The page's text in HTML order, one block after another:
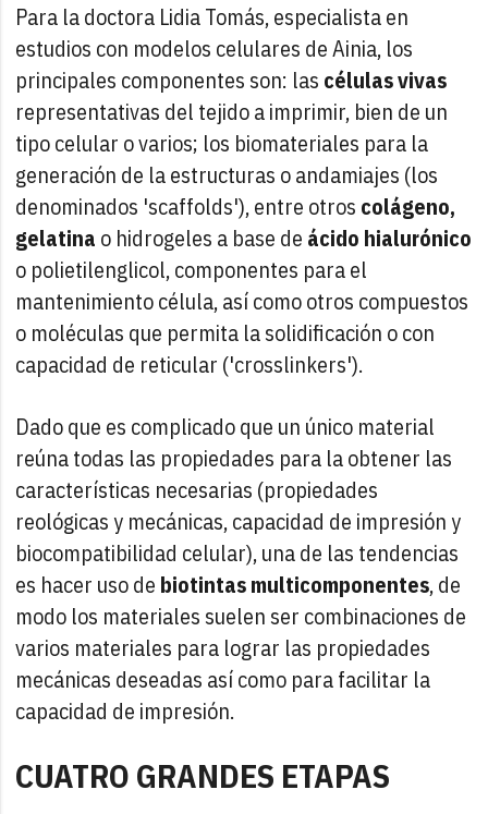
Para la doctora Lidia Tomás, especialista en
estudios con modelos celulares de Ainia, los
principales componentes son: las células vivas
representativas del tejido a imprimir, bien de un
tipo celular o varios; los biomateriales para la
generación de la estructuras o andamiajes (los
denominados 'scaffolds'), entre otros colágeno,
gelatina o hidrogeles a base de ácido hialurónico
o polietilenglicol, componentes para el
mantenimiento célula, así como otros compuestos
o moléculas que permita la solidificación o con
capacidad de reticular ('crosslinkers').
Dado que es complicado que un único material
reúna todas las propiedades para la obtener las
características necesarias (propiedades
reológicas y mecánicas, capacidad de impresión y
biocompatibilidad celular), una de las tendencias
es hacer uso de biotintas multicomponentes, de
modo los materiales suelen ser combinaciones de
varios materiales para lograr las propiedades
mecánicas deseadas así como para facilitar la
capacidad de impresión.
CUATRO GRANDES ETAPAS